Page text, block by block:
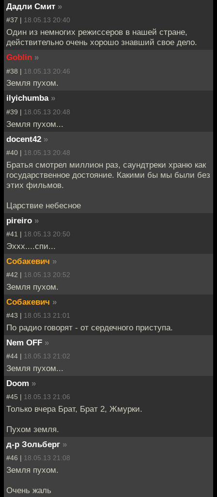
Дадли Смит »
#37 | 18.05.13 20:40
Один из немногих режиссеров в нашей стране,
действительно очень хорошо знавший свое дело.
Goblin »
#38 | 18.05.13 20:46
Земля пухом.
ilyichumba »
#39 | 18.05.13 20:48
Земля пухом...
docent42 »
#40 | 18.05.13 20:48
Братья смотрел миллион раз, саундтреки храню как
государственное достояние. Какими бы мы были без
этих фильмов.
Царствие небесное
pireiro »
#41 | 18.05.13 20:50
Эххх....спи...
Собакевич »
#42 | 18.05.13 20:52
Земля пухом.
Собакевич »
#43 | 18.05.13 21:01
По радио говорят - от сердечного приступа.
Nem OFF »
#44 | 18.05.13 21:02
Земля пухом...
Doom »
#45 | 18.05.13 21:06
Только вчера Брат, Брат 2, Жмурки.
Пухом земля.
д-р Зольберг »
#46 | 18.05.13 21:08
Земля пухом.
Очень жаль